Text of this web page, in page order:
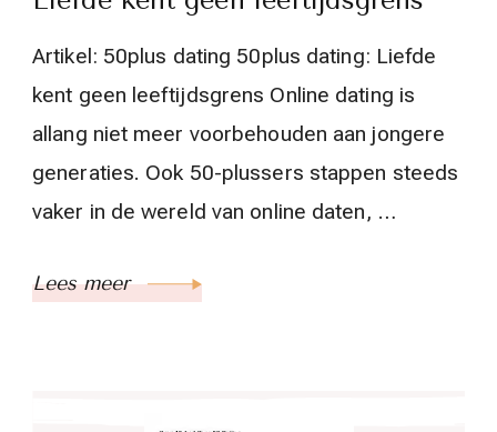
Artikel: 50plus dating 50plus dating: Liefde
kent geen leeftijdsgrens Online dating is
allang niet meer voorbehouden aan jongere
generaties. Ook 50-plussers stappen steeds
vaker in de wereld van online daten, …
Lees meer